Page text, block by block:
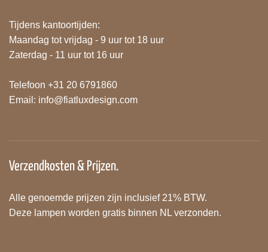
Tijdens kantoortijden:
Maandag tot vrijdag - 9 uur tot 18 uur
Zaterdag - 11 uur tot 16 uur
Telefoon +31 20 6791860
Email: info@fiatluxdesign.com
Verzendkosten & Prijzen.
Alle genoemde prijzen zijn inclusief 21% BTW.
Deze lampen worden gratis binnen NL verzonden.